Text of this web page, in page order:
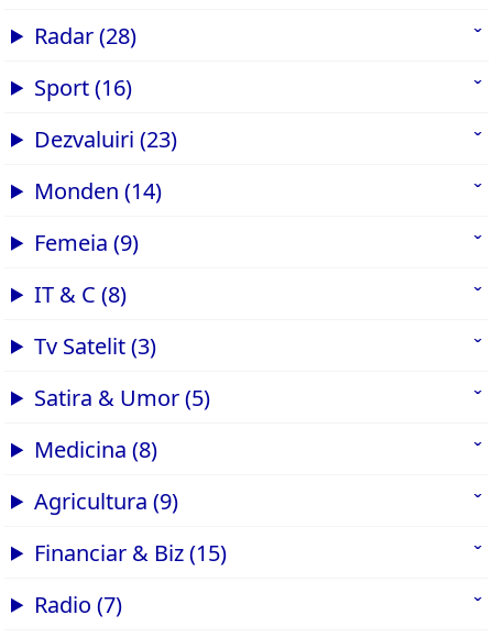
Radar (28)
Sport (16)
Dezvaluiri (23)
Monden (14)
Femeia (9)
IT & C (8)
Tv Satelit (3)
Satira & Umor (5)
Medicina (8)
Agricultura (9)
Financiar & Biz (15)
Radio (7)